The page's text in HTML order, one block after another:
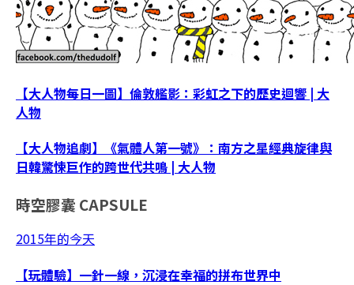
【大人物每日一圖】倫敦艦影：彩虹之下的歷史迴響 | 大
人物
【大人物追劇】《氣體人第一號》：南方之星經典旋律與
日韓驚悚巨作的跨世代共鳴 | 大人物
時空膠囊 CAPSULE
2015年的今天
【玩體驗】一針一線，沉浸在幸福的拼布世界中